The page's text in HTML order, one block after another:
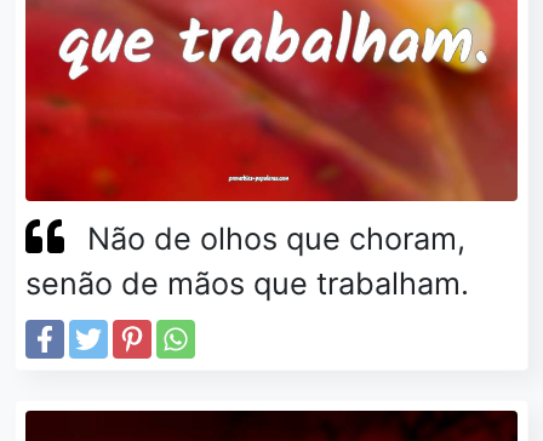
Não de olhos que choram,
senão de mãos que trabalham.